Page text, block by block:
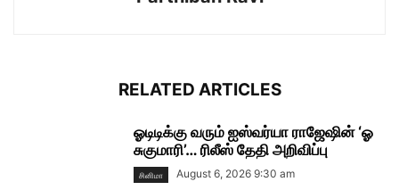
RELATED ARTICLES
ஓடிடிக்கு வரும் ஐஸ்வர்யா ராஜேஷின் ‘ஓ
சுகுமாரி’… ரிலீஸ் தேதி அறிவிப்பு
சினிமா August 6, 2026 9:30 am